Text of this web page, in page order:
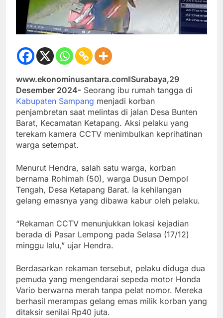
www.ekonominusantara.comǁSurabaya,29
Desember 2024- Seorang ibu rumah tangga di
Kabupaten Sampang menjadi korban
penjambretan saat melintas di jalan Desa Bunten
Barat, Kecamatan Ketapang. Aksi pelaku yang
terekam kamera CCTV menimbulkan keprihatinan
warga setempat.
Menurut Hendra, salah satu warga, korban
bernama Rohimah (50), warga Dusun Dempol
Tengah, Desa Ketapang Barat. Ia kehilangan
gelang emasnya yang dibawa kabur oleh pelaku.
“Rekaman CCTV menunjukkan lokasi kejadian
berada di Pasar Lempong pada Selasa (17/12)
minggu lalu,” ujar Hendra.
Berdasarkan rekaman tersebut, pelaku diduga dua
pemuda yang mengendarai sepeda motor Honda
Vario berwarna merah tanpa pelat nomor. Mereka
berhasil merampas gelang emas milik korban yang
ditaksir senilai Rp40 juta.